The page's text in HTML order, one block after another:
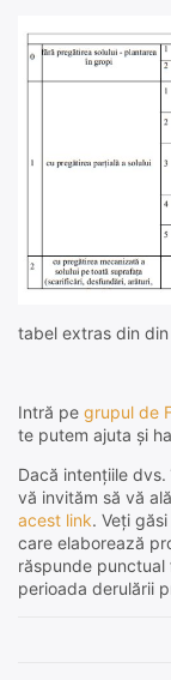
tabel extras din din
Intră pe grupul de
te putem ajuta și
Dacă intențiile
vă invităm să vă
acest link. Veți
care elaborează
răspunde
perioada derulării